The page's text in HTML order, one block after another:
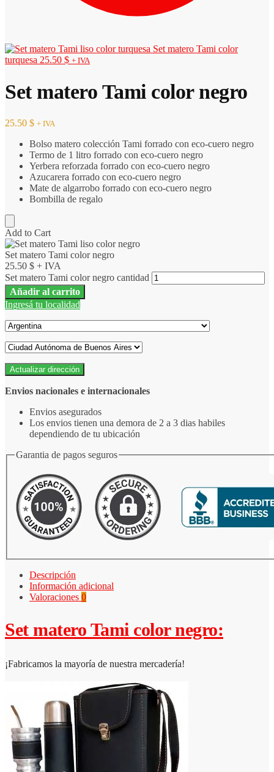
Set matero Tami color
turquesa 25.50 $ + IVA
Set matero Tami color negro
25.50 $ + IVA
Bolso matero colección Tami forrado con eco-cuero negro
Termo de 1 litro forrado con eco-cuero negro
Yerbera reforzada forrado con eco-cuero negro
Azucarera forrado con eco-cuero negro
Mate de algarrobo forrado con eco-cuero negro
Bombilla de regalo
Add to Cart
Set matero Tami color negro
25.50 $ + IVA
Set matero Tami color negro cantidad
Añadir al carrito
Ingresá tu localidad
Actualizar dirección
Envios nacionales e internacionales
Envios asegurados
Los envios tienen una demora de 2 a 3 dias habiles
dependiendo de tu ubicación
Garantia de pagos seguros
Descripción
Información adicional
Valoraciones 0
Set matero Tami color negro:
¡Fabricamos la mayoría de nuestra mercadería!